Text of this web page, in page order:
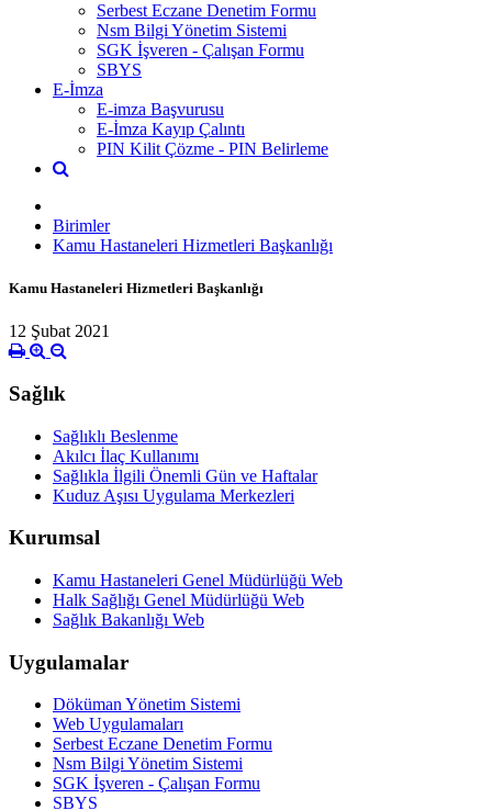
Serbest Eczane Denetim Formu
Nsm Bilgi Yönetim Sistemi
SGK İşveren - Çalışan Formu
SBYS
E-İmza
E-imza Başvurusu
E-İmza Kayıp Çalıntı
PIN Kilit Çözme - PIN Belirleme
Birimler
Kamu Hastaneleri Hizmetleri Başkanlığı
Kamu Hastaneleri Hizmetleri Başkanlığı
12 Şubat 2021
Sağlık
Sağlıklı Beslenme
Akılcı İlaç Kullanımı
Sağlıkla İlgili Önemli Gün ve Haftalar
Kuduz Aşısı Uygulama Merkezleri
Kurumsal
Kamu Hastaneleri Genel Müdürlüğü Web
Halk Sağlığı Genel Müdürlüğü Web
Sağlık Bakanlığı Web
Uygulamalar
Döküman Yönetim Sistemi
Web Uygulamaları
Serbest Eczane Denetim Formu
Nsm Bilgi Yönetim Sistemi
SGK İşveren - Çalışan Formu
SBYS